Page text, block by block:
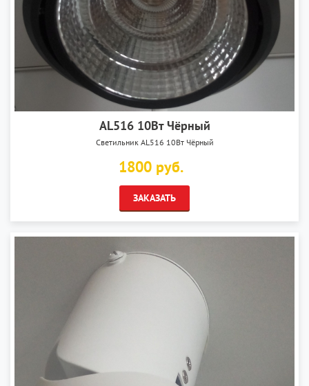
AL516 10Вт Чёрный
Светильник AL516 10Вт Чёрный
1800 руб.
ЗАКАЗАТЬ